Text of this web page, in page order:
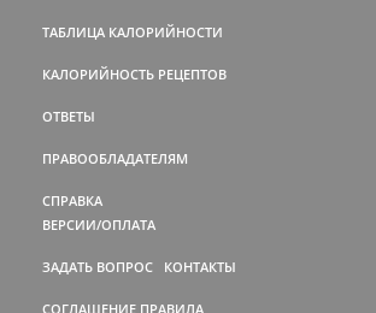
ТАБЛИЦА КАЛОРИЙНОСТИ
КАЛОРИЙНОСТЬ РЕЦЕПТОВ
ОТВЕТЫ
ПРАВООБЛАДАТЕЛЯМ
СПРАВКА
ВЕРСИИ/ОПЛАТА
ЗАДАТЬ ВОПРОС КОНТАКТЫ
СОГЛАШЕНИЕ ПРАВИЛА